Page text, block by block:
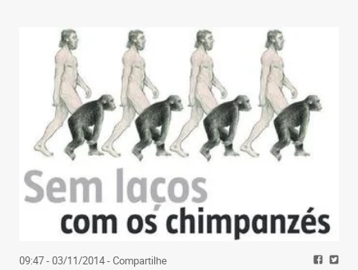
09:47 - 03/11/2014- Compartilhe